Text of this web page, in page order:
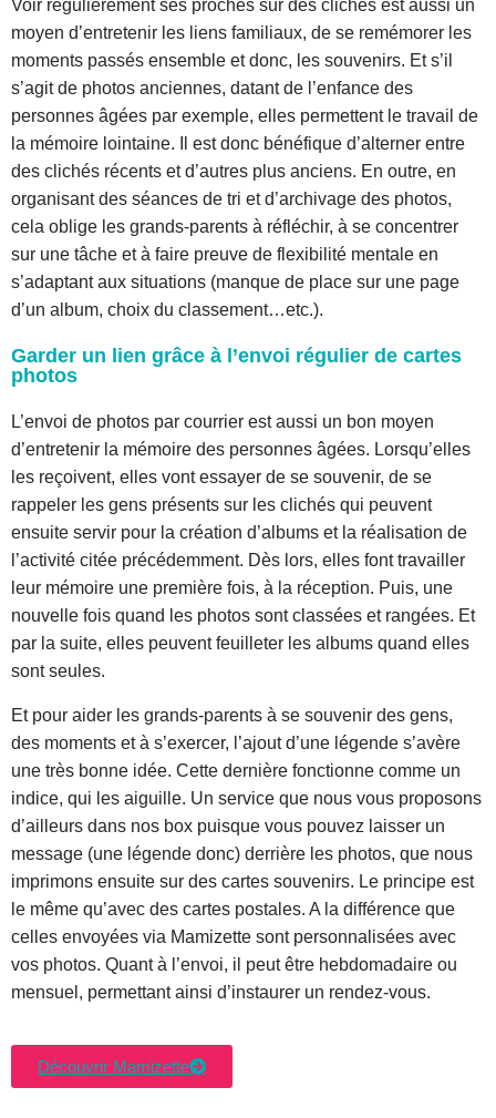
Voir régulièrement ses proches sur des clichés est aussi un
moyen d’entretenir les liens familiaux, de se remémorer les
moments passés ensemble et donc, les souvenirs. Et s’il
s’agit de photos anciennes, datant de l’enfance des
personnes âgées par exemple, elles permettent le travail de
la mémoire lointaine. Il est donc bénéfique d’alterner entre
des clichés récents et d’autres plus anciens. En outre, en
organisant des séances de tri et d’archivage des photos,
cela oblige les grands-parents à réfléchir, à se concentrer
sur une tâche et à faire preuve de flexibilité mentale en
s’adaptant aux situations (manque de place sur une page
d’un album, choix du classement…etc.).
Garder un lien grâce à l’envoi régulier de cartes
photos
L’envoi de photos par courrier est aussi un bon moyen
d’entretenir la mémoire des personnes âgées. Lorsqu’elles
les reçoivent, elles vont essayer de se souvenir, de se
rappeler les gens présents sur les clichés qui peuvent
ensuite servir pour la création d’albums et la réalisation de
l’activité citée précédemment. Dès lors, elles font travailler
leur mémoire une première fois, à la réception. Puis, une
nouvelle fois quand les photos sont classées et rangées. Et
par la suite, elles peuvent feuilleter les albums quand elles
sont seules.
Et pour aider les grands-parents à se souvenir des gens,
des moments et à s’exercer, l’ajout d’une légende s’avère
une très bonne idée. Cette dernière fonctionne comme un
indice, qui les aiguille. Un service que nous vous proposons
d’ailleurs dans nos box puisque vous pouvez laisser un
message (une légende donc) derrière les photos, que nous
imprimons ensuite sur des cartes souvenirs. Le principe est
le même qu’avec des cartes postales. A la différence que
celles envoyées via Mamizette sont personnalisées avec
vos photos. Quant à l’envoi, il peut être hebdomadaire ou
mensuel, permettant ainsi d’instaurer un rendez-vous.
Découvrir Mamizette